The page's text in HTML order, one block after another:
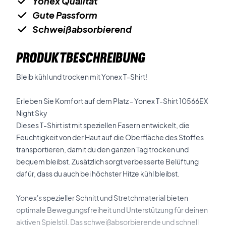
Gute Passform
Schweißabsorbierend
PRODUKTBESCHREIBUNG
Bleib kühl und trocken mit Yonex T-Shirt!
Erleben Sie Komfort auf dem Platz - Yonex T-Shirt 10566EX
Night Sky
Dieses T-Shirt ist mit speziellen Fasern entwickelt, die
Feuchtigkeit von der Haut auf die Oberfläche des Stoffes
transportieren, damit du den ganzen Tag trocken und
bequem bleibst. Zusätzlich sorgt verbesserte Belüftung
dafür, dass du auch bei höchster Hitze kühl bleibst.
Yonex's spezieller Schnitt und Stretchmaterial bieten
optimale Bewegungsfreiheit und Unterstützung für deinen
aktiven Spielstil. Das schweißabsorbierende und schnell